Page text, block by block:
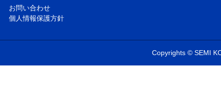
お問い合わせ
個人情報保護方針
Copyrights © SEMI